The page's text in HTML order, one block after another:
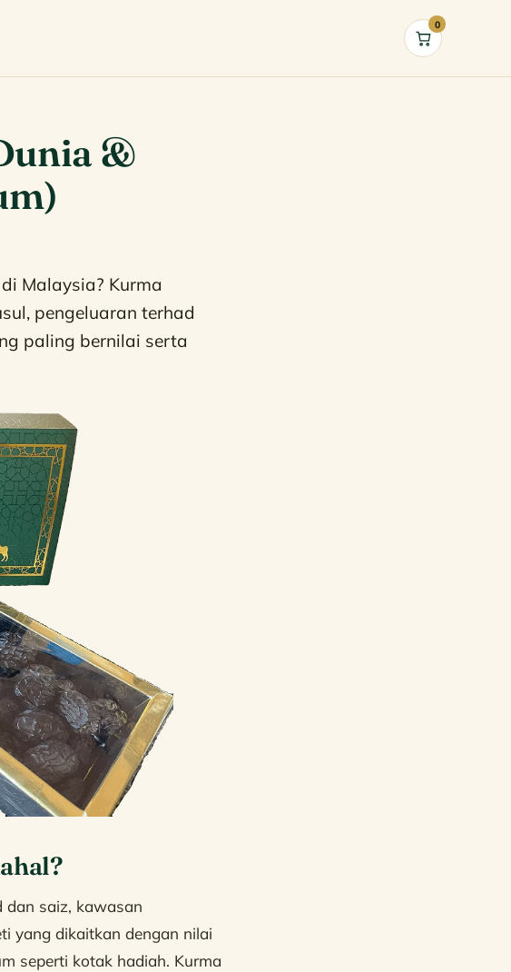
Cart
0
&
Malaysia? Kurma
pengeluaran terhad
paling bernilai serta
dan saiz, kawasan
yang dikaitkan dengan nilai
seperti kotak hadiah. Kurma